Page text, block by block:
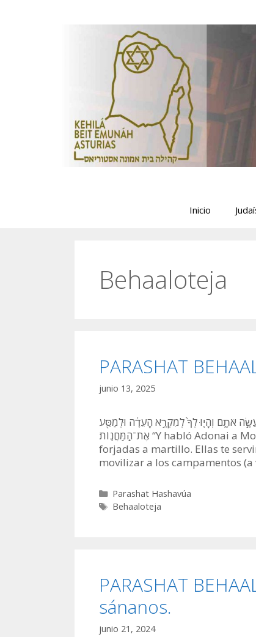
Inicio
Behaaloteja
PARASHAT
junio 13, 2025
אֹתָ֑ם וְהָי֤וּ לְךָ֙ לְמִקְרָ֣א הָֽעֵדָ֔ה וּלְמַסַּ֖ע
אֶת־הַֽמַּחֲנֽוֹת׃ “Y habló Adonai a Moshé diciendo: -Manda hacer dos trompetas de plata,
forjadas a martillo. Ellas te
movilizar a los campamentos
Categorías
Parashat Hashavúa
Etiquetas
Behaaloteja
PARASHAT
sánanos.
junio 21, 2024